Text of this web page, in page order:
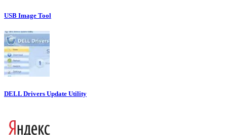
USB Image Tool
DELL Drivers Update Utility